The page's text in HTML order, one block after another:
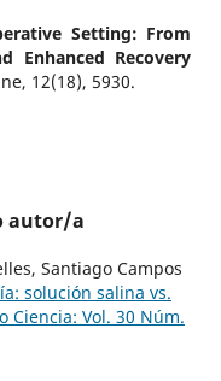
Setting: From
Enhanced Recovery
12(18), 5930.
autor/a
Santiago Campos
solución salina vs.
Ciencia: Vol. 30 Núm.